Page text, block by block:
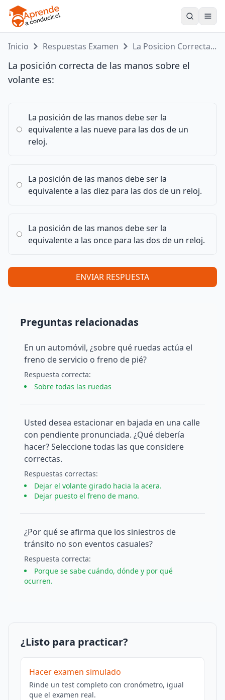
Inicio Respuestas Examen La Posicion Correcta...
La posición correcta de las manos sobre el
volante es:
La posición de las manos debe ser la
equivalente a las nueve para las dos de un
reloj.
La posición de las manos debe ser la
equivalente a las diez para las dos de un reloj.
La posición de las manos debe ser la
equivalente a las once para las dos de un reloj.
ENVIAR RESPUESTA
Preguntas relacionadas
En un automóvil, ¿sobre qué ruedas actúa el
freno de servicio o freno de pié?
Respuesta correcta:
Sobre todas las ruedas
Usted desea estacionar en bajada en una calle
con pendiente pronunciada. ¿Qué debería
hacer? Seleccione todas las que considere
correctas.
Respuestas correctas:
Dejar el volante girado hacia la acera.
Dejar puesto el freno de mano.
¿Por qué se afirma que los siniestros de
tránsito no son eventos casuales?
Respuesta correcta:
Porque se sabe cuándo, dónde y por qué
ocurren.
¿Listo para practicar?
Hacer examen simulado
Rinde un test completo con cronómetro, igual
que el examen real.